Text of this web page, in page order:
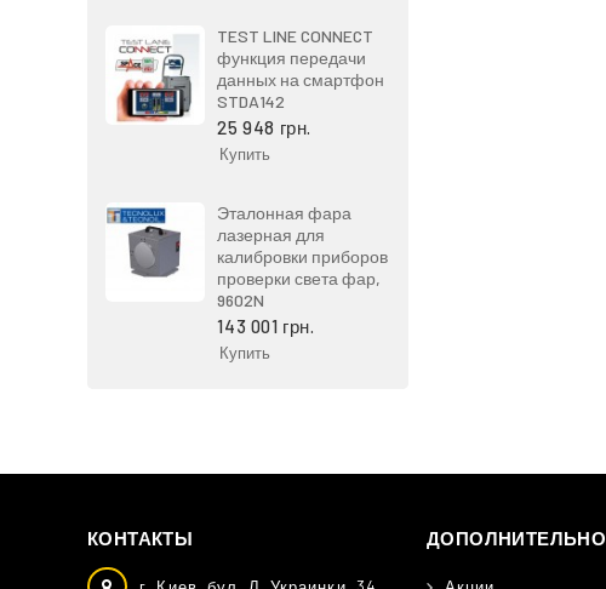
TEST LINE CONNECT
функция передачи
данных на смартфон
STDA142
25 948 грн.
Купить
Эталонная фара
лазерная для
калибровки приборов
проверки света фар,
9602N
143 001 грн.
Купить
КОНТАКТЫ ДОПОЛНИТЕЛЬНО